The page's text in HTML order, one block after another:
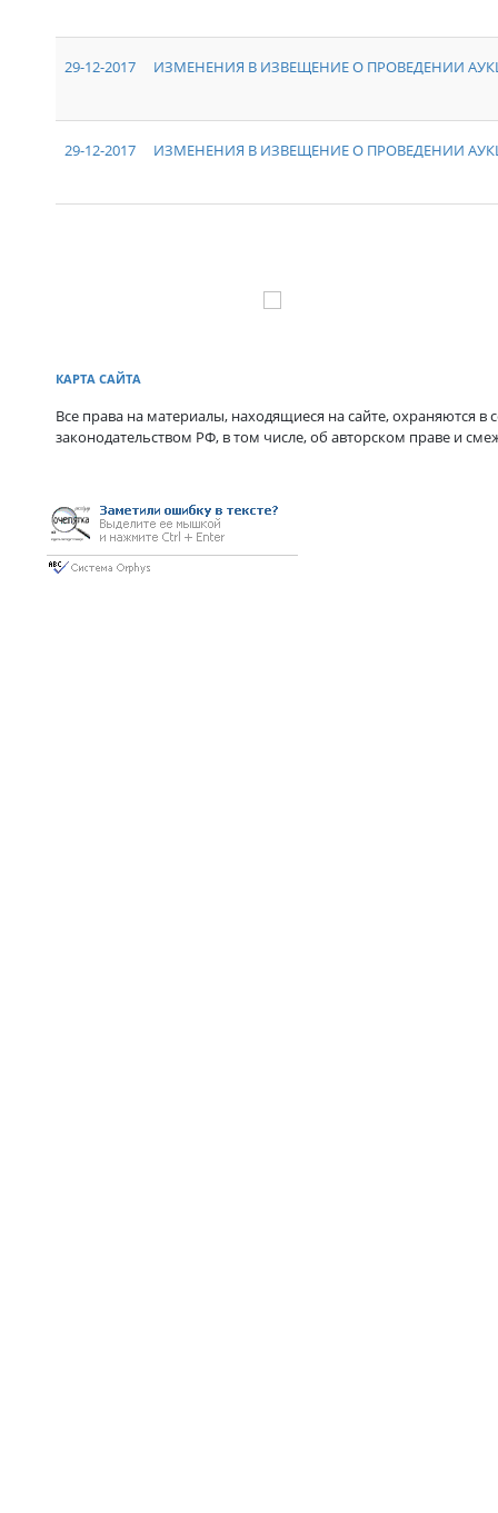
29-12-2017 ИЗМЕНЕНИЯ В ИЗВЕЩЕНИЕ О ПРОВЕДЕНИИ
29-12-2017 ИЗМЕНЕНИЯ В ИЗВЕЩЕНИЕ О ПРОВЕДЕНИИ
КАРТА САЙТА
Все права на материалы, находящиеся на сайте, охраняются в
законодательством РФ, в том числе, об авторском праве и